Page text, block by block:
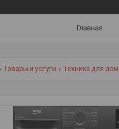
Главная
Товары и услуги Техника для